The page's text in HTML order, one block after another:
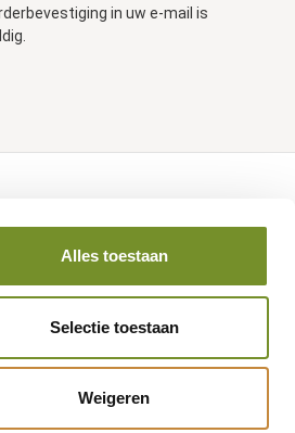
Alles toestaan
Selectie toestaan
Weigeren
in uw e-mail is
op social media